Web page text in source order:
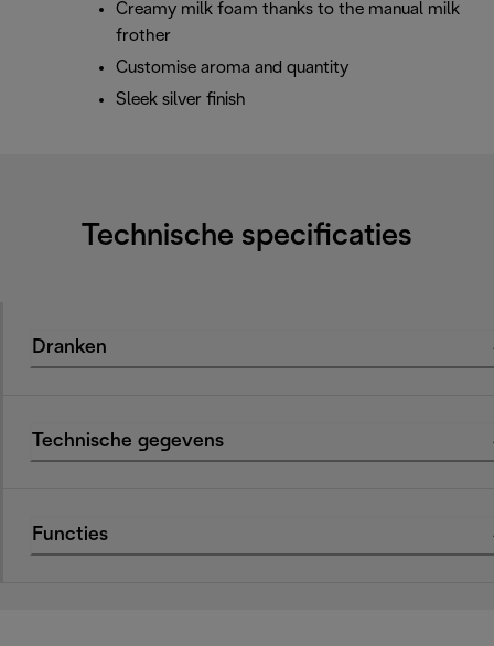
Creamy milk foam thanks to the manual milk
frother
Customise aroma and quantity
Sleek silver finish
Technische specificaties
Dranken
Technische gegevens
Functies